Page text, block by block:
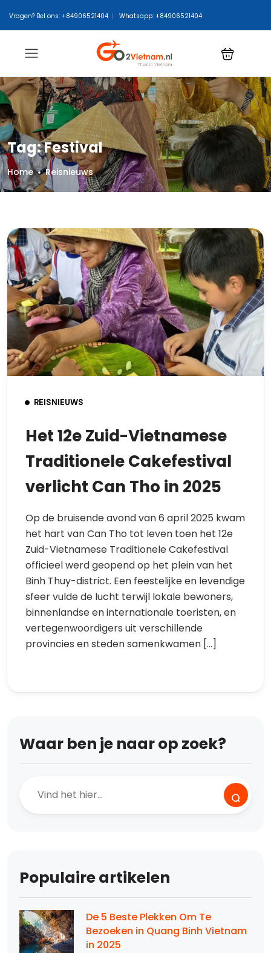
Vragen? Bel ons: +84906521404 Whatsapp: +84906521404
Tag:Festival
Home Reisnieuws
REISNIEUWS
Het 12e Zuid-Vietnamese
Traditionele Cakefestival
verlicht Can Tho in 2025
Op de bruisende avond van 6 april 2025 kwam
het hart van Can Tho tot leven toen het 12e
Zuid-Vietnamese Traditionele Cakefestival
officieel werd geopend op het plein van het
Binh Thuy-district. Een feestelijke en levendige
sfeer vulde de lucht terwijl lokale bewoners,
binnenlandse en internationale toeristen, en
vertegenwoordigers uit verschillende
provincies en steden samenkwamen […]
Waar ben je naar op zoek?
Populaire artikelen
De 5 Beste Plekken Om Te
Bezoeken in Quang Binh Vietnam
in 2025